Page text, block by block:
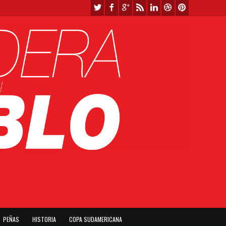
PEÑAS HISTORIA COPA SUDAMERICANA